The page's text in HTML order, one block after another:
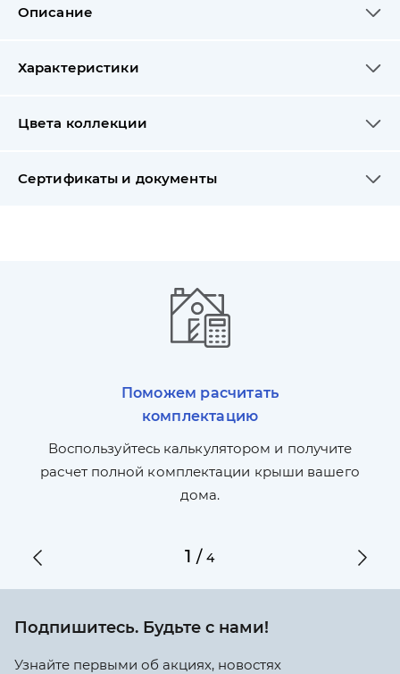
Описание
Характеристики
Цвета коллекции
Сертификаты и документы
Поможем расчитать
комплектацию
Воспользуйтесь калькулятором и получите
расчет полной комплектации крыши вашего
дома.
1 /4
Подпишитесь. Будьте с нами!
Узнайте первыми об акциях, новостях